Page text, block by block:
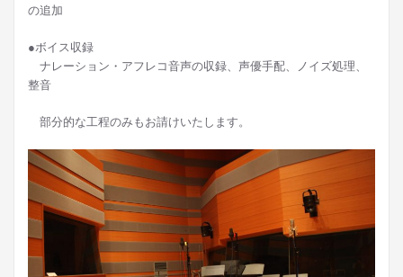
の追加
●ボイス収録
ナレーション・アフレコ音声の収録、声優手配、ノイズ処理、
整音
部分的な工程のみもお請けいたします。